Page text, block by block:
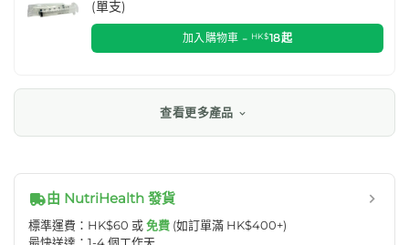
(單支)
加入購物車 - HK$18起
查看更多產品
由 NutriHealth 發貨
標準運費：HK$60 或免費 (如訂單滿 HK$400+)